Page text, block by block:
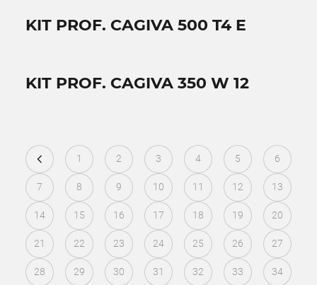
KIT PROF. CAGIVA 500 T4 E
KIT PROF. CAGIVA 350 W 12
1 2 3 4 5 6
7 8 9 10 11 12 13
14 15 16 17 18 19 20
21 22 23 24 25 26 27
28 29 30 31 32 33 34